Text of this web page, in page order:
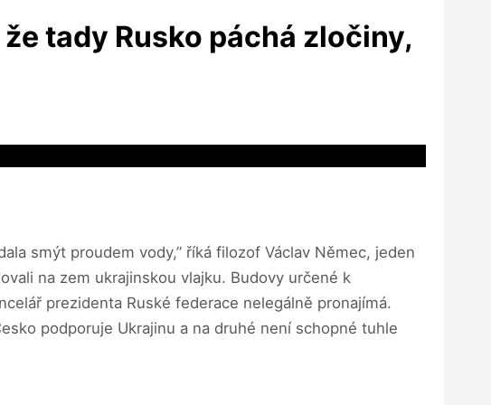
tady Rusko páchá zločiny,
smýt proudem vody,” říká filozof Václav Němec, jeden
na zem ukrajinskou vlajku. Budovy určené k
prezidenta Ruské federace nelegálně pronajímá.
podporuje Ukrajinu a na druhé není schopné tuhle